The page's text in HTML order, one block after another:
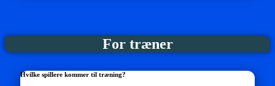
For træner
Hvilke spillere kommer til træning?